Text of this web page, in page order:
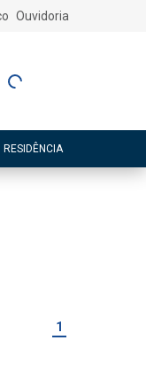
Ouvidoria
Cadastre-
RESIDÊNCIA
1